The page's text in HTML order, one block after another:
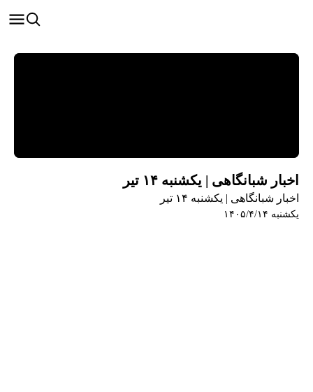
اخبار شبانگاهی | یکشنبه ۱۴ تیر
اخبار شبانگاهی | یکشنبه ۱۴ تیر
یکشنبه ۱۴۰۵/۴/۱۴